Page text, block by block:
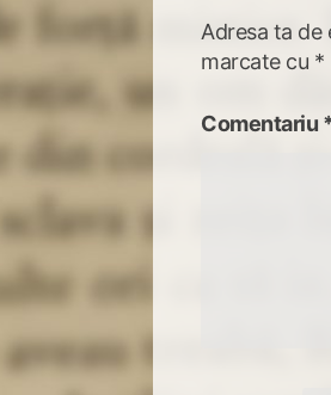
Adresa ta de
marcate cu *
Comentariu